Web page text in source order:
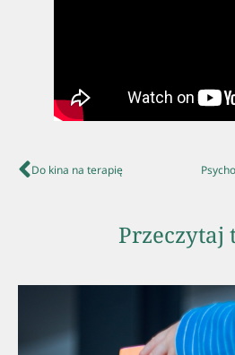
Do kina na terapię
Przeczytaj